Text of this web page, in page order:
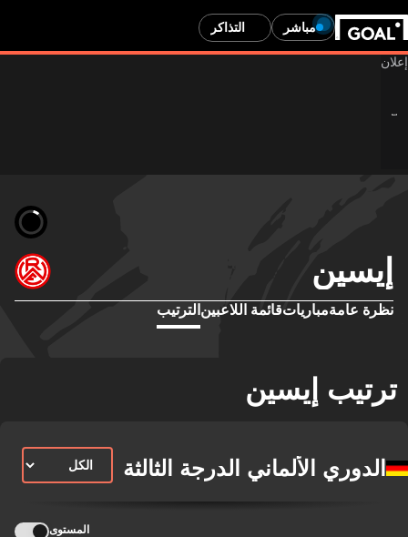
مباشر التذاكر
إيسين
نظرة عامةمبارياتقائمة اللاعبين الترتيب
ترتيب إيسين
الدوري الألماني الدرجة الثالثة
المستوى